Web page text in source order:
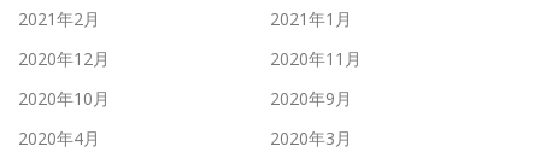
2021年2月
2021年1月
2020年12月
2020年11月
2020年10月
2020年9月
2020年4月
2020年3月